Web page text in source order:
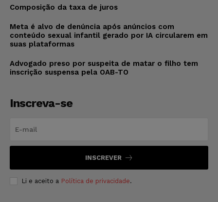
Composição da taxa de juros
Meta é alvo de denúncia após anúncios com
conteúdo sexual infantil gerado por IA circularem em
suas plataformas
Advogado preso por suspeita de matar o filho tem
inscrição suspensa pela OAB-TO
Inscreva-se
INSCREVER
Li e aceito a Política de privacidade.